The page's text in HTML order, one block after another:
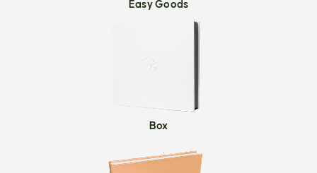
Easy Goods
Box